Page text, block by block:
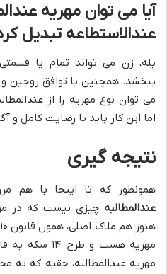
آیا می توان مهریه
عندالاستطاعه تبدیل
بله، زن می تواند تمام یا
ببخشد. همچنین با توافق زوجین و
می توان نوع مهریه را از
اما این کار باید با رضایت کامل و
نتیجه گیری
همونطور که تا اینجا با هم
عندالمطالبه چیزی نیست که در
مهریه هست و
مهریه عندالمطالبه، حقیه که